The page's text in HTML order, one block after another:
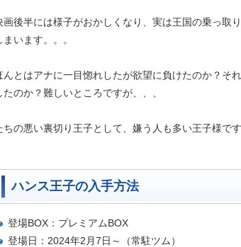
画後半には様子がおかしくなり、実は王国の乗っ取
まいます。。。
んとはアナに一目惚れしたが欲望に負けたのか？そ
たのか？難しいところですが、、、
ちの悪い裏切り王子として、嫌う人も多い王子様です
ハンス王子の入手方法
登場BOX：プレミアムBOX
登場日：2024年2月7日～（常駐ツム）